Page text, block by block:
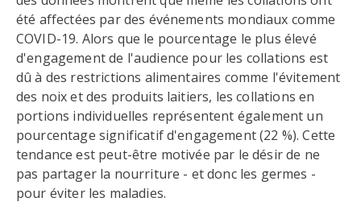
été affectées par des événements mondiaux comme
COVID-19. Alors que le pourcentage le plus élevé
d'engagement de l'audience pour les collations est
dû à des restrictions alimentaires comme l'évitement
des noix et des produits laitiers, les collations en
portions individuelles représentent également un
pourcentage significatif d'engagement (22 %). Cette
tendance est peut-être motivée par le désir de ne
pas partager la nourriture - et donc les germes -
pour éviter les maladies.